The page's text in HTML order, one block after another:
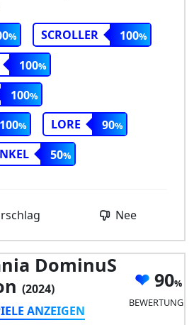
SCROLLER
100
100
100
100 LORE
90
50
Nee
DominuS
(2024)
ANZEIGEN
90
BEWERTUNG